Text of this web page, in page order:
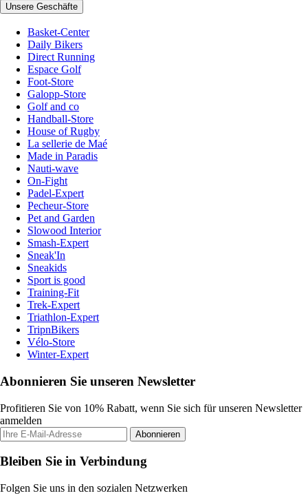
Unsere Geschäfte
Basket-Center
Daily Bikers
Direct Running
Espace Golf
Foot-Store
Galopp-Store
Golf and co
Handball-Store
House of Rugby
La sellerie de Maé
Made in Paradis
Nauti-wave
On-Fight
Padel-Expert
Pecheur-Store
Pet and Garden
Slowood Interior
Smash-Expert
Sneak'In
Sneakids
Sport is good
Training-Fit
Trek-Expert
Triathlon-Expert
TripnBikers
Vélo-Store
Winter-Expert
Abonnieren Sie unseren Newsletter
Profitieren Sie von 10% Rabatt, wenn Sie sich für unseren Newsletter
anmelden
Abonnieren
Bleiben Sie in Verbindung
Folgen Sie uns in den sozialen Netzwerken